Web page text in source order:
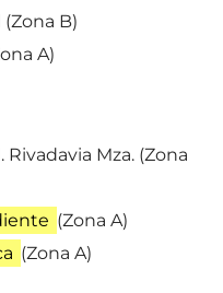
(Zona B)
A)
Mza. (Zona
(Zona A)
(Zona A)